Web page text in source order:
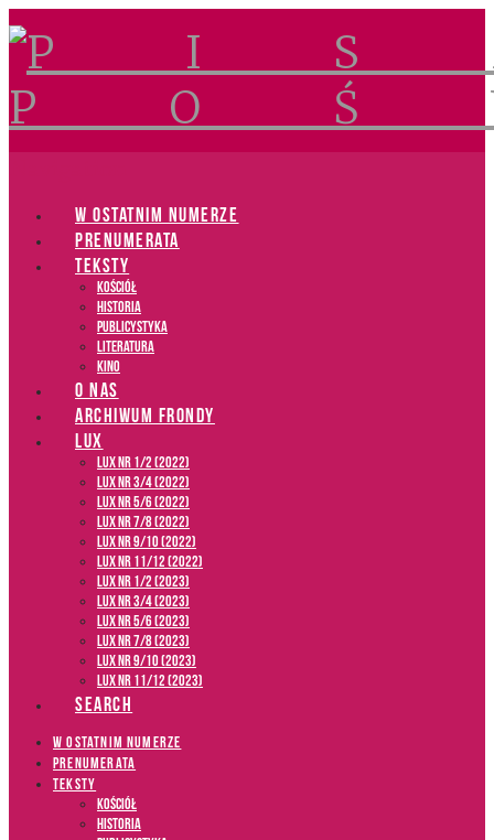
W OSTATNIM NUMERZE
PRENUMERATA
TEKSTY
Kościół
Historia
Publicystyka
Literatura
Kino
O NAS
ARCHIWUM FRONDY
LUX
LUX NR 1/2 (2022)
LUX NR 3/4 (2022)
LUX NR 5/6 (2022)
LUX NR 7/8 (2022)
LUX nr 9/10 (2022)
LUX NR 11/12 (2022)
LUX NR 1/2 (2023)
LUX NR 3/4 (2023)
LUX NR 5/6 (2023)
LUX NR 7/8 (2023)
LUX NR 9/10 (2023)
LUX NR 11/12 (2023)
SEARCH
W OSTATNIM NUMERZE
PRENUMERATA
TEKSTY
Kościół
Historia